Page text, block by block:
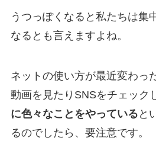
うつっぽくなると私たちは集
なるとも言えますよね。
ネットの使い方が最近変わっ
動画を見たりSNSをチェック
に色々なことをやっている と
るのでしたら、要注意です。